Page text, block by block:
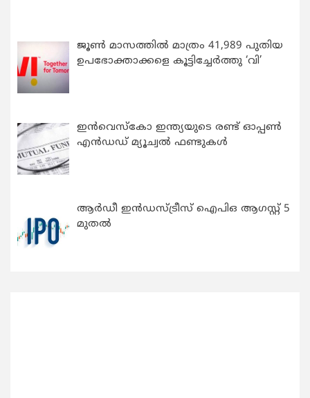
ജൂൺ മാസത്തിൽ മാത്രം 41,989 പുതിയ
ഉപഭോക്താക്കളെ കൂട്ടിച്ചേർത്തു ‘വി’
ഇന്‍വെസ്കോ ഇന്ത്യയുടെ രണ്ട് ഓപ്പണ്‍
എന്‍ഡഡ് മ്യൂച്വല്‍ ഫണ്ടുകള്‍
ആർഡീ ഇൻഡസ്ട്രീസ് ഐപിഒ ആഗസ്റ്റ് 5
മുതൽ